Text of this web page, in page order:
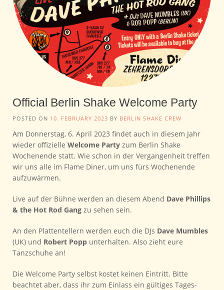
Official Berlin Shake Welcome Party
POSTED ON 10. FEBRUARY 2023 BY BERLIN SHAKE CREW
Am Donnerstag, 6. April 2023 findet auch in diesem Jahr
wieder offizielle Welcome Party zum Berlin Shake
Wochenende statt. Wie schon in der Vergangenheit treffen
wir uns alle im Flame Diner, um uns fürs Wochenende
aufzuwärmen.
Live auf der Bühne werden an diesem Abend Dave Phillips
& the Hot Rod Gang zu sehen sein.
An den Plattentellern werden euch die DJs Dave Mumbles
(UK) und Robert Popp unterhalten. Also zieht eure
Tanzschuhe an!
Die Welcome Party selbst kostet keinen Eintritt. Bitte
beachtet aber, dass ihr zum Einlass ein gültiges Tages-